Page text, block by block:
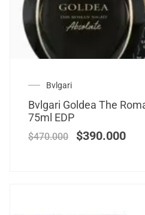
Bvlgari
Bvlgari Goldea The
75ml EDP
$470.000 $390.000